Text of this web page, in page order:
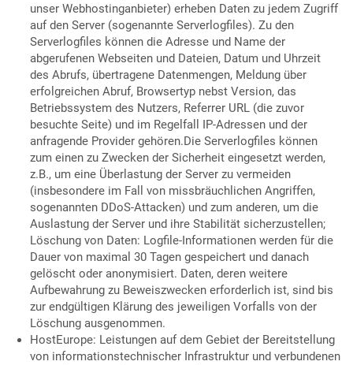
unser Webhostinganbieter) erheben Daten zu jedem Zugriff
auf den Server (sogenannte Serverlogfiles). Zu den
Serverlogfiles können die Adresse und Name der
abgerufenen Webseiten und Dateien, Datum und Uhrzeit
des Abrufs, übertragene Datenmengen, Meldung über
erfolgreichen Abruf, Browsertyp nebst Version, das
Betriebssystem des Nutzers, Referrer URL (die zuvor
besuchte Seite) und im Regelfall IP-Adressen und der
anfragende Provider gehören.Die Serverlogfiles können
zum einen zu Zwecken der Sicherheit eingesetzt werden,
z.B., um eine Überlastung der Server zu vermeiden
(insbesondere im Fall von missbräuchlichen Angriffen,
sogenannten DDoS-Attacken) und zum anderen, um die
Auslastung der Server und ihre Stabilität sicherzustellen;
Löschung von Daten: Logfile-Informationen werden für die
Dauer von maximal 30 Tagen gespeichert und danach
gelöscht oder anonymisiert. Daten, deren weitere
Aufbewahrung zu Beweiszwecken erforderlich ist, sind bis
zur endgültigen Klärung des jeweiligen Vorfalls von der
Löschung ausgenommen.
HostEurope: Leistungen auf dem Gebiet der Bereitstellung
von informationstechnischer Infrastruktur und verbundenen